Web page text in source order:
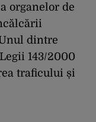
organelor de
dintre
143/2000
traficului și